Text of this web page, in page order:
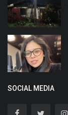
SOCIAL MEDIA